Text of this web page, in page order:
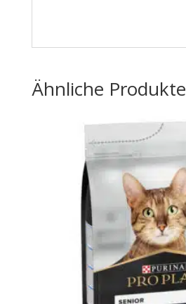
Ähnliche Produkte